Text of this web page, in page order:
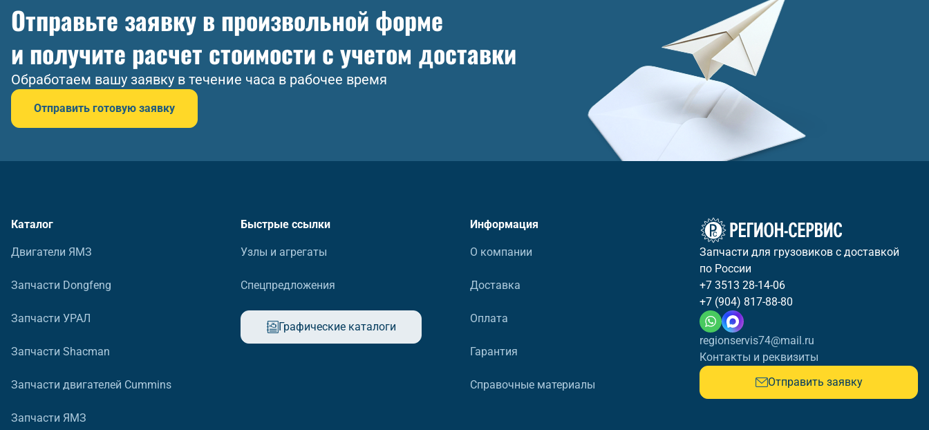
Отправьте заявку в произвольной форме
и получите расчет стоимости с учетом доставки
Обработаем вашу заявку в течение часа в рабочее время
Отправить готовую заявку
Каталог
Двигатели ЯМЗ
Запчасти Dongfeng
Запчасти УРАЛ
Запчасти Shacman
Запчасти двигателей Cummins
Запчасти ЯМЗ
Быстрые ссылки
Узлы и агрегаты
Спецпредложения
Графические каталоги
Информация
О компании
Доставка
Оплата
Гарантия
Справочные материалы
Запчасти для грузовиков с доставкой
по России
+7 3513 28-14-06
+7 (904) 817-88-80
regionservis74@mail.ru
Контакты и реквизиты
Отправить заявку